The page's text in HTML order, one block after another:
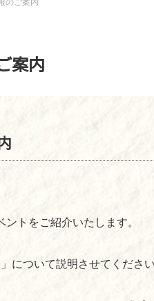
のご案内
案内
ントをご紹介いたします。
について説明させてください